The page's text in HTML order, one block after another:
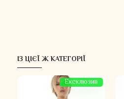
ІЗ ЦІЄЇ Ж КАТЕГОРІЇ
Ексклюзив